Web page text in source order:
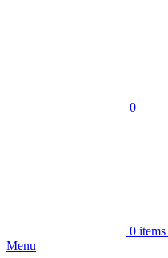
0
0 items
Menu